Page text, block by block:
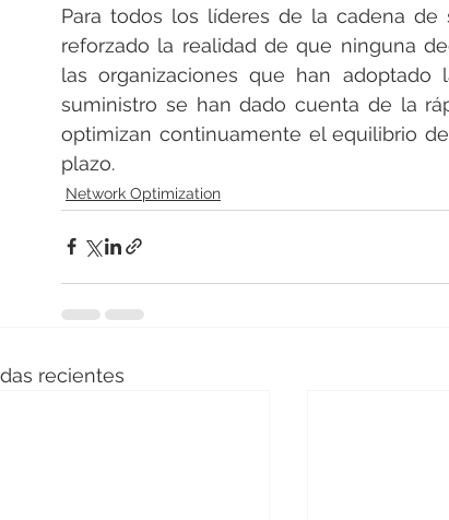
Para todos los líderes de la cadena de
reforzado la realidad de que ninguna
las organizaciones que han
suministro se han dado cuenta de la
optimizan continuamente el equilibrio
plazo.
Network Optimization
recientes